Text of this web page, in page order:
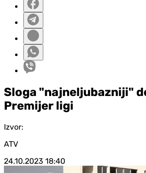
Sloga "najneljubazniji"
Premijer ligi
Izvor:
ATV
24.10.2023 18:40